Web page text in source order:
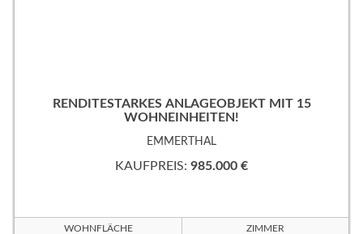
RENDITESTARKES ANLAGEOBJEKT MIT 15
WOHNEINHEITEN!
EMMERTHAL
KAUFPREIS: 985.000 €
WOHNFLÄCHE ZIMMER